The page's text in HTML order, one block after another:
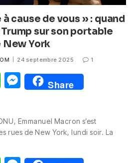
cause de vous » : quand
sur son portable
New York
24 septembre 2025 1
W
s
M
e
e
Share
Emmanuel Macron s’est
rues de New York, lundi soir. La